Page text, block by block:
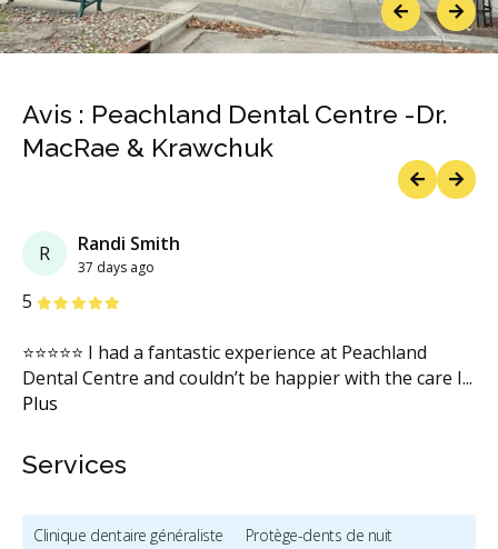
PreviousNext
Avis : Peachland Dental Centre -Dr.
MacRae & Krawchuk
R Randi Smith
37 days ago
5 étoiles
⭐⭐⭐⭐⭐ I had a fantastic experience at Peachland
Dental Centre and couldn’t be happier with the care I...
Plus
étoiles
étoiles
étoiles
étoiles
Services
Clinique dentaire généraliste
Protège-dents de nuit